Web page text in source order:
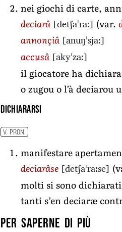
nei giochi di carte,
deciarâ [detʃaˈraː] (var.
annonçiâ [anuŋˈsjaː]
accusâ [akyˈzaː]
il giocatore ha
o zugou o l’à deciarou
dichiararsi
V. PRON.
manifestare
deciarâse [detʃaˈraːse]
molti si sono
tanti s’en deciaræ
Per saperne di più